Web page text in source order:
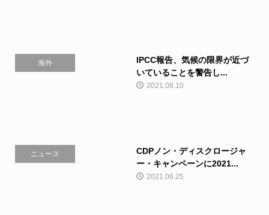
海外
IPCC報告、気候の限界が近づ
いていることを警告し...
2021.08.10
ニュース
CDPノン・ディスクロージャ
ー・キャンペーンに2021...
2021.06.25